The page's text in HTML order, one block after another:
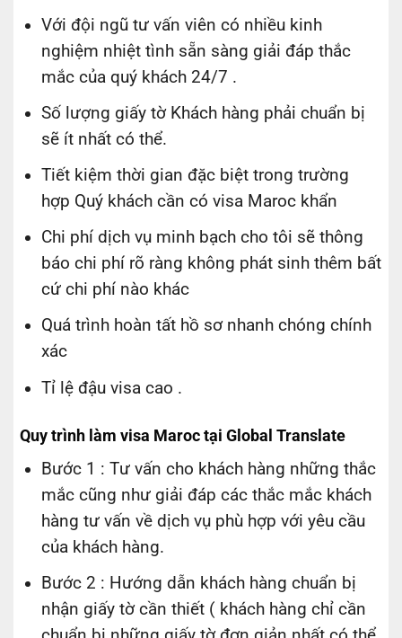
Với đội ngũ tư vấn viên có nhiều kinh
nghiệm nhiệt tình sẵn sàng giải đáp thắc
mắc của quý khách 24/7 .
Số lượng giấy tờ Khách hàng phải chuẩn bị
sẽ ít nhất có thể.
Tiết kiệm thời gian đặc biệt trong trường
hợp Quý khách cần có visa Maroc khẩn
Chi phí dịch vụ minh bạch cho tôi sẽ thông
báo chi phí rõ ràng không phát sinh thêm bất
cứ chi phí nào khác
Quá trình hoàn tất hồ sơ nhanh chóng chính
xác
Tỉ lệ đậu visa cao .
Quy trình làm visa Maroc tại Global Translate
Bước 1 : Tư vấn cho khách hàng những thắc
mắc cũng như giải đáp các thắc mắc khách
hàng tư vấn về dịch vụ phù hợp với yêu cầu
của khách hàng.
Bước 2 : Hướng dẫn khách hàng chuẩn bị
nhận giấy tờ cần thiết ( khách hàng chỉ cần